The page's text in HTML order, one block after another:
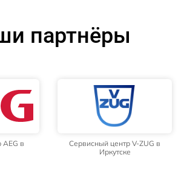
партнёры
AEG в
Сервисный центр V-ZUG в
Иркутске